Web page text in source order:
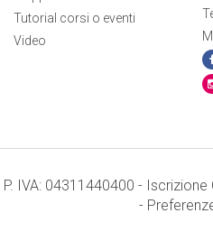
Tutorial corsi o eventi
Video
P. IVA: 04311440400 - Iscrizione
-